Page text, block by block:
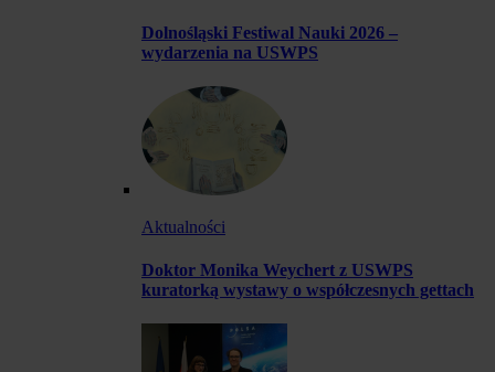
Dolnośląski Festiwal Nauki 2026 –
wydarzenia na USWPS
Aktualności
Doktor Monika Weychert z USWPS
kuratorką wystawy o współczesnych gettach